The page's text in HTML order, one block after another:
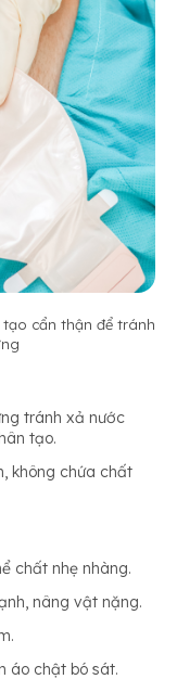
cẩn thận để tránh
tránh xả nước
tạo.
không chứa chất
chất nhẹ nhàng.
nâng vật nặng.
áo chật bó sát.